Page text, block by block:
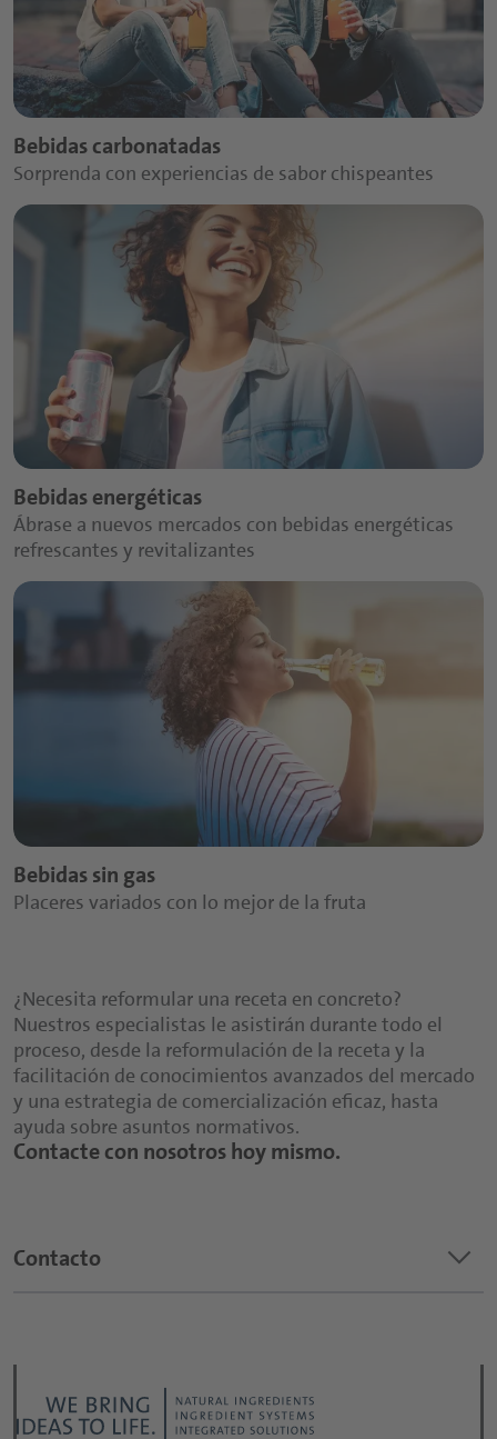
Bebidas carbonatadas
Sorprenda con experiencias de sabor chispeantes
Bebidas energéticas
Ábrase a nuevos mercados con bebidas energéticas
refrescantes y revitalizantes
Bebidas sin gas
Placeres variados con lo mejor de la fruta
¿Necesita reformular una receta en concreto?
Nuestros especialistas le asistirán durante todo el
proceso, desde la reformulación de la receta y la
facilitación de conocimientos avanzados del mercado
y una estrategia de comercialización eficaz, hasta
ayuda sobre asuntos normativos.
Contacte con nosotros hoy mismo.
Contacto keyboard_arrow_down
*